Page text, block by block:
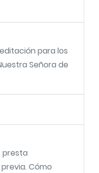
para los
Señora de
presta
Cómo